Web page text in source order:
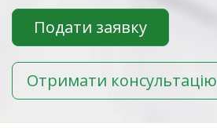
Подати заявку
Отримати консультацію